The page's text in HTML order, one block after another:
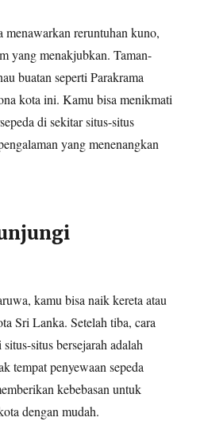
reruntuhan kuno,
yang menakjubkan. Taman-
buatan seperti Parakrama
kota ini. Kamu bisa menikmati
di sekitar situs-situs
yang menenangkan
kamu bisa naik kereta atau
Sri Lanka. Setelah tiba, cara
situs bersejarah adalah
tempat penyewaan sepeda
kebebasan untuk
dengan mudah.